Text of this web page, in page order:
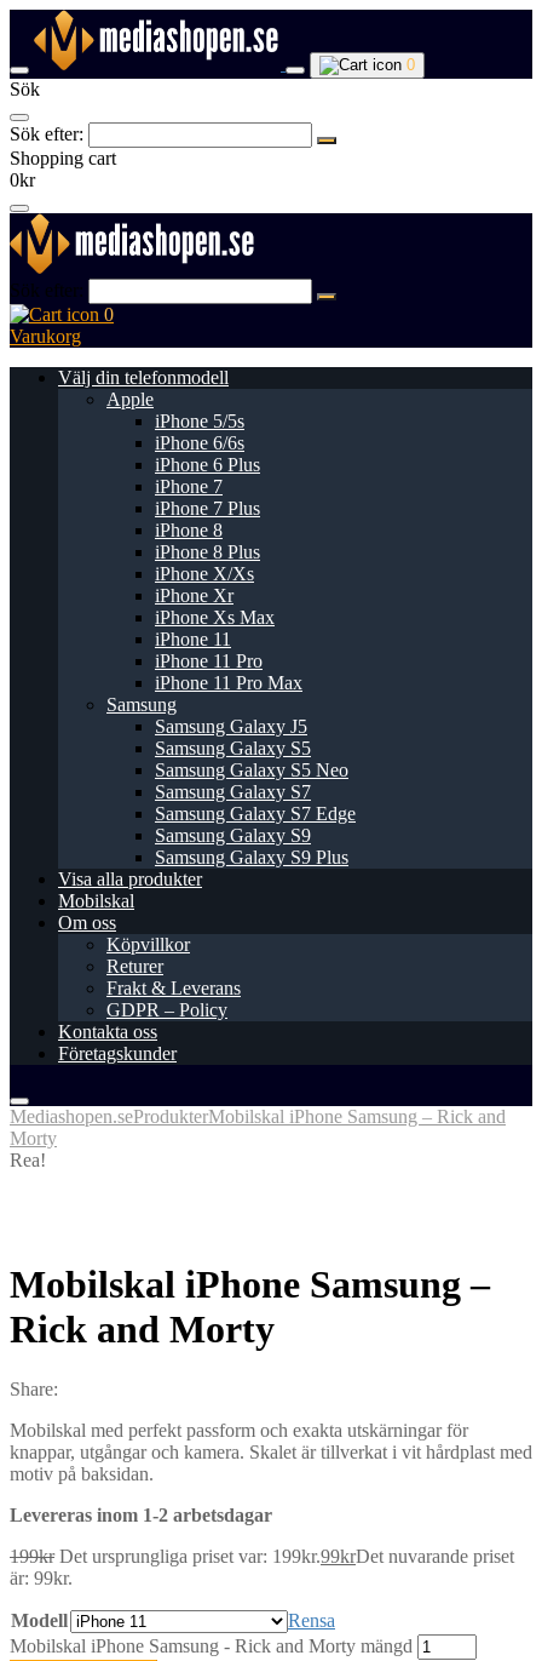
0
Sök
Sök efter:
Shopping cart
0kr
Sök efter:
0
Varukorg
Välj din telefonmodell
Apple
iPhone 5/5s
iPhone 6/6s
iPhone 6 Plus
iPhone 7
iPhone 7 Plus
iPhone 8
iPhone 8 Plus
iPhone X/Xs
iPhone Xr
iPhone Xs Max
iPhone 11
iPhone 11 Pro
iPhone 11 Pro Max
Samsung
Samsung Galaxy J5
Samsung Galaxy S5
Samsung Galaxy S5 Neo
Samsung Galaxy S7
Samsung Galaxy S7 Edge
Samsung Galaxy S9
Samsung Galaxy S9 Plus
Visa alla produkter
Mobilskal
Om oss
Köpvillkor
Returer
Frakt & Leverans
GDPR – Policy
Kontakta oss
Företagskunder
Mediashopen.seProdukterMobilskal iPhone Samsung – Rick and
Morty
Rea!
Mobilskal iPhone Samsung –
Rick and Morty
Share:
Mobilskal med perfekt passform och exakta utskärningar för
knappar, utgångar och kamera. Skalet är tillverkat i vit hårdplast med
motiv på baksidan.
Levereras inom 1-2 arbetsdagar
199kr Det ursprungliga priset var: 199kr.99krDet nuvarande priset
är: 99kr.
Modell
Rensa
Mobilskal iPhone Samsung - Rick and Morty mängd